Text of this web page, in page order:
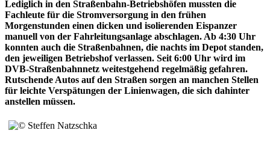
Lediglich in den Straßenbahn-Betriebshöfen mussten die
Fachleute für die Stromversorgung in den frühen
Morgenstunden einen dicken und isolierenden Eispanzer
manuell von der Fahrleitungsanlage abschlagen. Ab 4:30 Uhr
konnten auch die Straßenbahnen, die nachts im Depot standen,
den jeweiligen Betriebshof verlassen. Seit 6:00 Uhr wird im
DVB-Straßenbahnnetz weitestgehend regelmäßig gefahren.
Rutschende Autos auf den Straßen sorgen an manchen Stellen
für leichte Verspätungen der Linienwagen, die sich dahinter
anstellen müssen.